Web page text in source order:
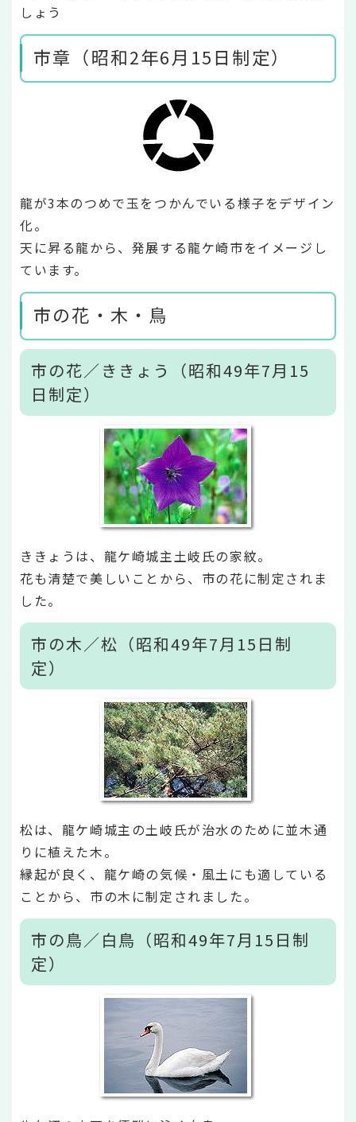
しょう
市章（昭和2年6月15日制定）
龍が3本のつめで玉をつかんでいる様子をデザイン
化。
天に昇る龍から、発展する龍ケ崎市をイメージし
ています。
市の花・木・鳥
市の花／ききょう（昭和49年7月15
日制定）
ききょうは、龍ケ崎城主土岐氏の家紋。
花も清楚で美しいことから、市の花に制定されま
した。
市の木／松（昭和49年7月15日制
定）
松は、龍ケ崎城主の土岐氏が治水のために並木通
りに植えた木。
縁起が良く、龍ケ崎の気候・風土にも適している
ことから、市の木に制定されました。
市の鳥／白鳥（昭和49年7月15日制
定）